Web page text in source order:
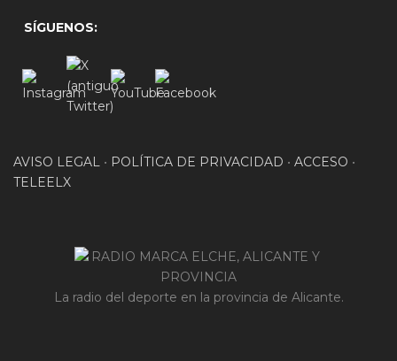
SÍGUENOS:
AVISO LEGAL • POLÍTICA DE PRIVACIDAD • ACCESO •
TELEELX
La radio del deporte en la provincia de Alicante.